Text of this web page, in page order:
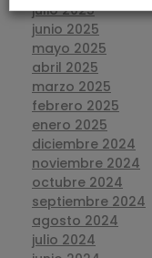
julio 2025
junio 2025
mayo 2025
abril 2025
marzo 2025
febrero 2025
enero 2025
diciembre 2024
noviembre 2024
octubre 2024
septiembre 2024
agosto 2024
julio 2024